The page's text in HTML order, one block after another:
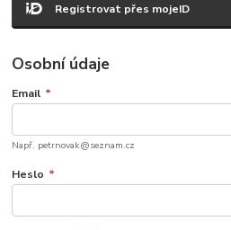
Registrovat přes mojeID
Osobní údaje
Email *
Např. petrnovak@seznam.cz
Heslo *